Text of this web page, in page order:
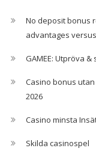
No deposit bonus
advantages
GAMEE: Utpröva
Casino bonus
2026
Casino minsta
Skilda casinospel